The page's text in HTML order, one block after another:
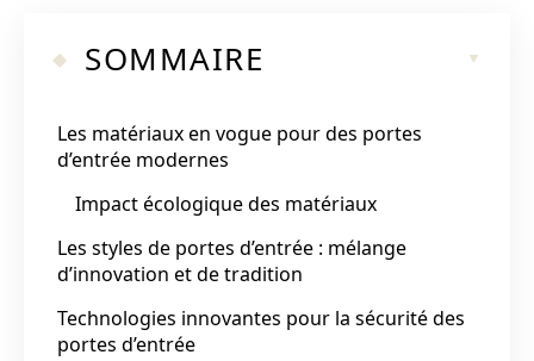
SOMMAIRE
Les matériaux en vogue pour des portes
d’entrée modernes
Impact écologique des matériaux
Les styles de portes d’entrée : mélange
d’innovation et de tradition
Technologies innovantes pour la sécurité des
portes d’entrée